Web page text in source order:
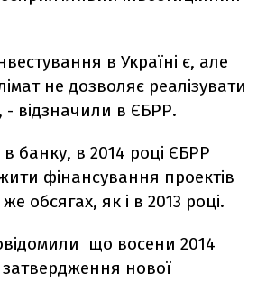
в Україні є, але
не дозволяє реалізувати
- відзначили в ЄБРР.
в банку, в 2014 році ЄБРР
фінансування проектів
обсягах, як і в 2013 році.
що восени 2014
нової